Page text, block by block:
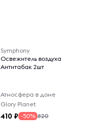
Symphony
Освежитель воздуха
Антитабак 2шт
Атмосфера в доме
Glory Planet
410 -50% 820